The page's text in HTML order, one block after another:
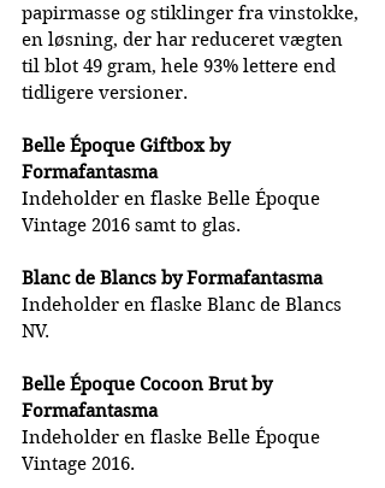
papirmasse og stiklinger fra vinstokke,
en løsning, der har reduceret vægten
til blot 49 gram, hele 93% lettere end
tidligere versioner.
Belle Époque Giftbox by
Formafantasma
Indeholder en flaske Belle Époque
Vintage 2016 samt to glas.
Blanc de Blancs by Formafantasma
Indeholder en flaske Blanc de Blancs
NV.
Belle Époque Cocoon Brut by
Formafantasma
Indeholder en flaske Belle Époque
Vintage 2016.